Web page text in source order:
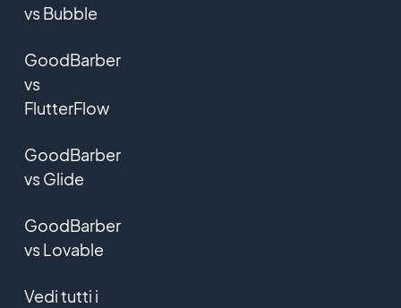
vs Bubble
GoodBarber
vs
FlutterFlow
GoodBarber
vs Glide
GoodBarber
vs Lovable
Vedi tutti i